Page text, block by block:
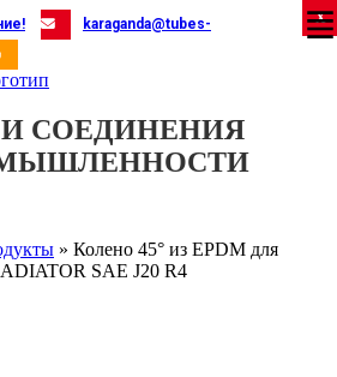
karaganda@tubes-
СОЕДИНЕНИЯ
» Колено 45° из EPDM для
SAE J20 R4
X
X
X
X
X
X
X
X
X
X
X
X
X
X
X
X
X
X
X